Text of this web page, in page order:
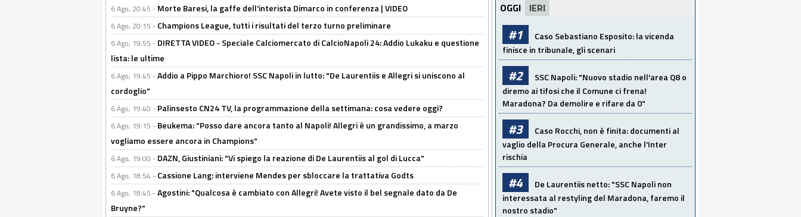
6 Ago, 20:45 - Morte Baresi, la gaffe dell'interista Dimarco in conferenza | VIDEO
6 Ago, 20:15 - Champions League, tutti i risultati del terzo turno preliminare
6 Ago, 19:55 - DIRETTA VIDEO - Speciale Calciomercato di CalcioNapoli 24: Addio Lukaku e questione
lista: le ultime
6 Ago, 19:45 -Addio a Pippo Marchioro! SSC Napoli in lutto: "De Laurentiis e Allegri si uniscono al
cordoglio"
6 Ago, 19:40 - Palinsesto CN24 TV, la programmazione della settimana: cosa vedere oggi?
6 Ago, 19:15 - Beukema: "Posso dare ancora tanto al Napoli! Allegri è un grandissimo, a marzo
vogliamo essere ancora in Champions"
6 Ago, 19:00 - DAZN, Giustiniani: "Vi spiego la reazione di De Laurentiis al gol di Lucca"
6 Ago, 18:54 - Cassione Lang: interviene Mendes per sbloccare la trattativa Godts
6 Ago, 18:45 -Agostini: "Qualcosa è cambiato con Allegri! Avete visto il bel segnale dato da De
Bruyne?"
OGGI IERI
#1
Caso Sebastiano Esposito: la vicenda
finisce in tribunale, gli scenari
#2
SSC Napoli: "Nuovo stadio nell'area Q8 o
diremo ai tifosi che il Comune ci frena!
Maradona? Da demolire e rifare da 0"
#3
Caso Rocchi, non è finita: documenti al
vaglio della Procura Generale, anche l'Inter
rischia
#4
De Laurentiis netto: "SSC Napoli non
interessata al restyling del Maradona, faremo il
nostro stadio"